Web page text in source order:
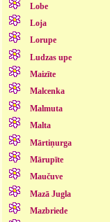
Lobe
Loja
Lorupe
Ludzas upe
Maizīte
Malcenka
Malmuta
Malta
Mārtiņurga
Mārupīte
Maučuve
Mazā Jugla
Mazbriede